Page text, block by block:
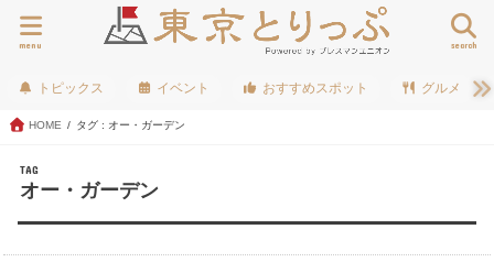
search
menu
トピックス イベント おすすめスポット グルメ
HOME タグ : オー・ガーデン
TAG
オー・ガーデン